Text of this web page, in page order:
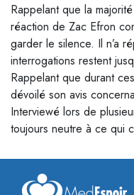
Rappelant que la
réaction de Zac Efron
garder le silence. Il n’a
interrogations restent
Rappelant que durant
dévoilé son avis
Interviewé lors de
toujours neutre à ce qui